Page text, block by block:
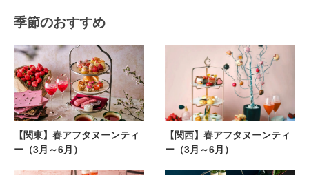
季節のおすすめ
【関東】春アフタヌーンティ
ー（3月～6月）
【関西】春アフタヌーンティ
ー（3月～6月）